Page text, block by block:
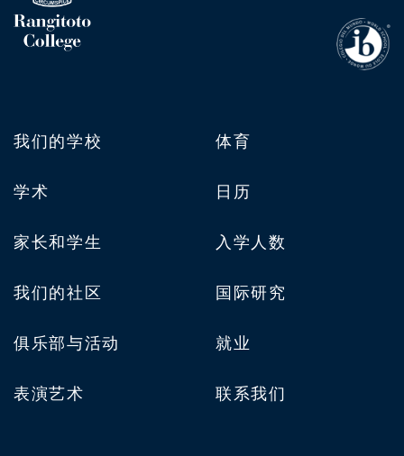
我们的学校
学术
家长和学生
我们的社区
俱乐部与活动
表演艺术
体育
日历
入学人数
国际研究
就业
联系我们